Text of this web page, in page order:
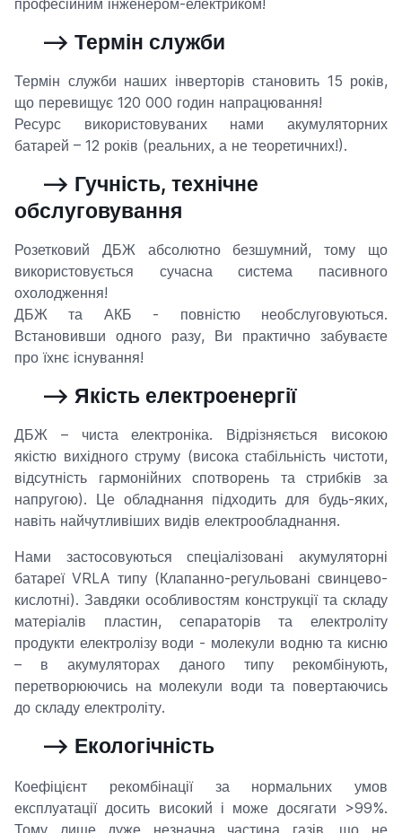
професійним інженером-електриком!
--> Термін служби
Термін служби наших інверторів становить 15 років,
що перевищує 120 000 годин напрацювання!
Ресурс використовуваних нами акумуляторних
батарей – 12 років (реальних, а не теоретичних!).
--> Гучність, технічне
обслуговування
Розетковий ДБЖ абсолютно безшумний, тому що
використовується сучасна система пасивного
охолодження!
ДБЖ та АКБ - повністю необслуговуються.
Встановивши одного разу, Ви практично забуваєте
про їхнє існування!
--> Якість електроенергії
ДБЖ – чиста електроніка. Відрізняється високою
якістю вихідного струму (висока стабільність чистоти,
відсутність гармонійних спотворень та стрибків за
напругою). Це обладнання підходить для будь-яких,
навіть найчутливіших видів електрообладнання.
Нами застосовуються спеціалізовані акумуляторні
батареї VRLA типу (Клапанно-регульовані свинцево-
кислотні). Завдяки особливостям конструкції та складу
матеріалів пластин, сепараторів та електроліту
продукти електролізу води - молекули водню та кисню
– в акумуляторах даного типу рекомбінують,
перетворюючись на молекули води та повертаючись
до складу електроліту.
--> Екологічність
Коефіцієнт рекомбінації за нормальних умов
експлуатації досить високий і може досягати >99%.
Тому лише дуже незначна частина газів, що не